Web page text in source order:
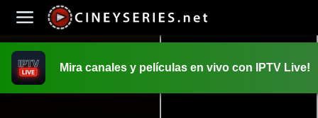
Mira canales y películas en vivo con IPTV Live!